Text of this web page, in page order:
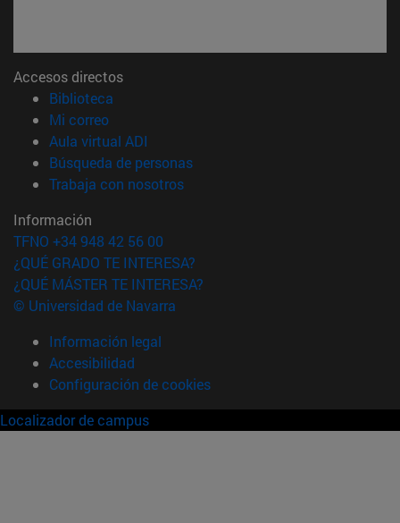
Accesos directos
Biblioteca
Mi correo(abre en nueva ventana)
Aula virtual ADI
Búsqueda de personas(abre en nueva ventana)
Trabaja con nosotros(abre en nueva ventana)
Información
TFNO +34 948 42 56 00
¿QUÉ GRADO TE INTERESA?
¿QUÉ MÁSTER TE INTERESA?
© Universidad de Navarra
Información legal
Accesibilidad
Configuración de cookies
Localizador de campus